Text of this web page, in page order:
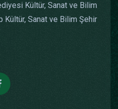
Kültür, Sanat ve Bilim
Kültür, Sanat ve Bilim Şehir